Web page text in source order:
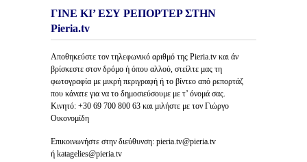
ΓΙΝΕ ΚΙ’ ΕΣΥ ΡΕΠΟΡΤΕΡ ΣΤΗΝ
Pieria.tv
Αποθηκεύστε τον τηλεφωνικό αριθμό της Pieria.tv και άν
βρίσκεστε στον δρόμο ή όπου αλλού, στείλτε μας τη
φωτογραφία με μικρή περιγραφή ή το βίντεο από ρεπορτάζ
που κάνατε για να το δημοσιεύσουμε με τ’ όνομά σας.
Κινητό: +30 69 700 800 63 και μιλήστε με τον Γιώργο
Οικονομίδη
Επικοινωνήστε στην διεύθυνση: pieria.tv@pieria.tv
ή katagelies@pieria.tv